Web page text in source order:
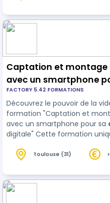
présentant les techniques
PAO, de mise en page et
Captation et montage
avec un smartphone
communication digitale
FACTORY 5.42 FORMATIONS
Découvrez le pouvoir de la
formation "Captation et
avec un smartphone pour sa
digitale" Cette formation unique vous équipe des
vidéos captivantes qui
pratique, vous apprendrez comment filmer,
monter, et optimiser v…
Toulouse (31)